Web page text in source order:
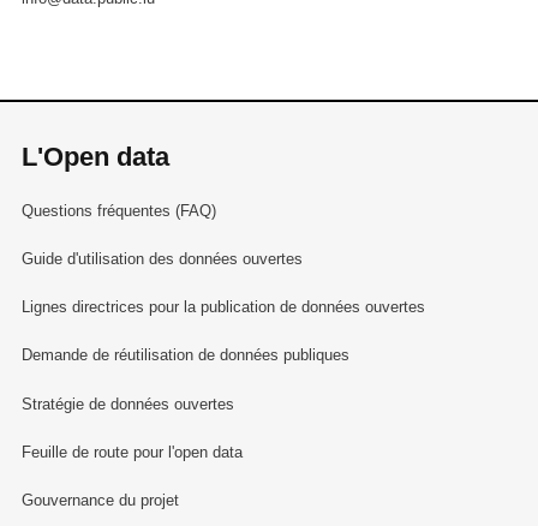
L'Open data
Questions fréquentes (FAQ)
Guide d'utilisation des données ouvertes
Lignes directrices pour la publication de données ouvertes
Demande de réutilisation de données publiques
Stratégie de données ouvertes
Feuille de route pour l'open data
Gouvernance du projet